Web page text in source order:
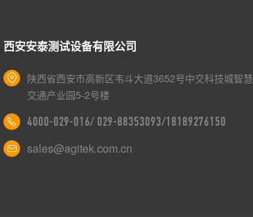
西安安泰测试设备有限公司
陕西省西安市高新区韦斗大道3652号中交科技城智慧
交通产业园5-2号楼
4000-029-016/ 029-88353093/18189276150
sales@agitek.com.cn